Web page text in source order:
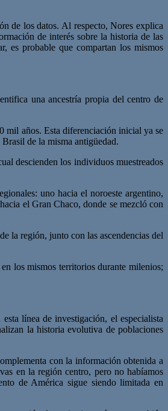
de los datos. Al respecto, Nores explica
de interés sobre la historia de las
es probable que compartan los mismos
una ancestría propia del centro de
mil años. Esta diferenciación inicial ya se
de la misma antigüedad.
descienden los individuos muestreados
uno hacia el noroeste argentino,
el Gran Chaco, donde se mezcló con
la región, junto con las ascendencias del
los mismos territorios durante milenios;
línea de investigación, el especialista
la historia evolutiva de poblaciones
con la información obtenida a
en la región centro, pero no habíamos
de América sigue siendo limitada en